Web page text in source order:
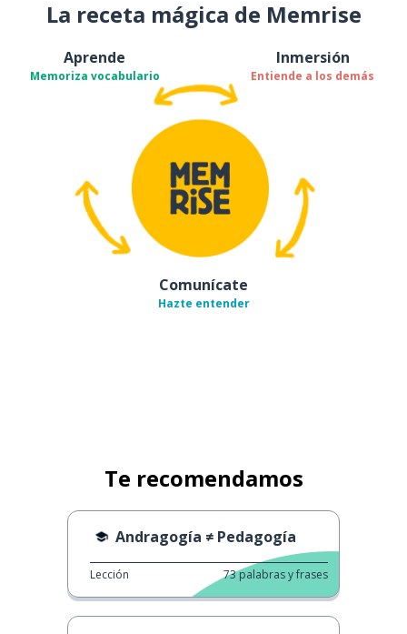
La receta mágica de Memrise
Aprende
Memoriza vocabulario
Inmersión
Entiende a los demás
Comunícate
Hazte entender
Te recomendamos
Andragogía ≠ Pedagogía
Lección 73palabras y frases